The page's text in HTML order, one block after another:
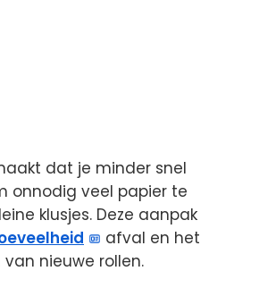
dat je minder snel
onnodig veel papier te
klusjes. Deze aanpak
afval en het
nieuwe rollen.